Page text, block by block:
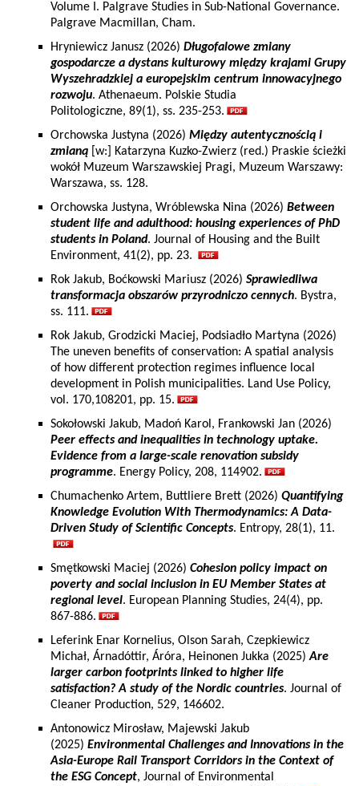
Volume I. Palgrave Studies in Sub-National Governance.
Palgrave Macmillan, Cham.
Hryniewicz Janusz (2026) Długofalowe zmiany
gospodarcze a dystans kulturowy między krajami Grupy
Wyszehradzkiej a europejskim centrum innowacyjnego
rozwoju. Athenaeum. Polskie Studia
Politologiczne, 89(1), ss. 235-253.
Orchowska Justyna (2026) Między autentycznością i
zmianą [w:] Katarzyna Kuzko-Zwierz (red.) Praskie ścieżki
wokół Muzeum Warszawskiej Pragi, Muzeum Warszawy:
Warszawa, ss. 128.
Orchowska Justyna, Wróblewska Nina (2026) Between
student life and adulthood: housing experiences of PhD
students in Poland. Journal of Housing and the Built
Environment, 41(2), pp. 23.
Rok Jakub, Boćkowski Mariusz (2026) Sprawiedliwa
transformacja obszarów przyrodniczo cennych. Bystra,
ss. 111.
Rok Jakub, Grodzicki Maciej, Podsiadło Martyna (2026)
The uneven benefits of conservation: A spatial analysis
of how different protection regimes influence local
development in Polish municipalities. Land Use Policy,
vol. 170,108201, pp. 15.
Sokołowski Jakub, Madoń Karol, Frankowski Jan (2026)
Peer effects and inequalities in technology uptake.
Evidence from a large-scale renovation subsidy
programme. Energy Policy, 208, 114902.
Chumachenko Artem, Buttliere Brett (2026) Quantifying
Knowledge Evolution With Thermodynamics: A Data-
Driven Study of Scientific Concepts. Entropy, 28(1), 11.
Smętkowski Maciej (2026) Cohesion policy impact on
poverty and social inclusion in EU Member States at
regional level. European Planning Studies, 24(4), pp.
867-886.
Leferink Enar Kornelius, Olson Sarah, Czepkiewicz
Michał, Árnadóttir, Áróra, Heinonen Jukka (2025)Are
larger carbon footprints linked to higher life
satisfaction? A study of the Nordic countries. Journal of
Cleaner Production, 529, 146602.
Antonowicz Mirosław, Majewski Jakub
(2025) Environmental Challenges and Innovations in the
Asia-Europe Rail Transport Corridors in the Context of
the ESG Concept, Journal of Environmental